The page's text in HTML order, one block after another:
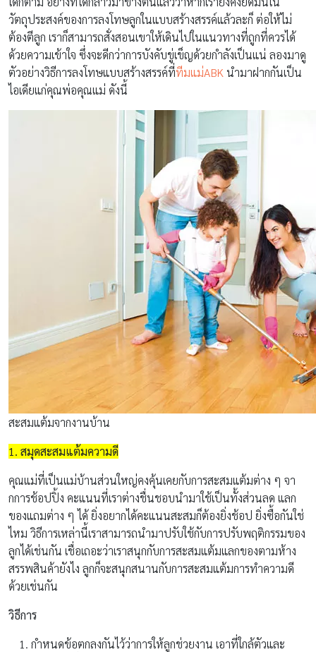
วัตถุประสงค์ของการลงโทษลูกในแบบสร้างสรรค์แล้วละก็ ต่อให้ไม่
ต้องตีลูก เราก็สามารถสั่งสอนเขาให้เดินไปในแนวทางที่ถูกที่ควรได้
ด้วยความเข้าใจ ซึ่งจะดีกว่าการบังคับขู่เข็ญด้วยกำลังเป็นแน่ ลองมาดู
ตัวอย่างวิธีการลงโทษแบบสร้างสรรค์ที่ทีมแม่ABK นำมาฝากกันเป็น
ไอเดียแก่คุณพ่อคุณแม่ ดังนี้
สะสมแต้มจากงานบ้าน
1. สมุดสะสมแต้มความดี
คุณแม่ที่เป็นแม่บ้านส่วนใหญ่คงคุ้นเคยกับการสะสมแต้มต่าง ๆ จา
กการช้อปปิ้ง คะแนนที่เราต่างชื่นชอบนำมาใช้เป็นทั้งส่วนลด แลก
ของแถมต่าง ๆ ได้ ยิ่งอยากได้คะแนนสะสมก็ต้องยิ่งช้อป ยิ่งซื้อกันใช่
ไหม วิธีการเหล่านี้เราสามารถนำมาปรับใช้กับการปรับพฤติกรรมของ
ลูกได้เช่นกัน เชื่อเถอะว่าเราสนุกกับการสะสมแต้มแลกของตามห้าง
สรรพสินค้ายังไง ลูกก็จะสนุกสนานกับการสะสมแต้มการทำความดี
ด้วยเช่นกัน
วิธีการ
กำหนดข้อตกลงกันไว้ว่าการให้ลูกช่วยงาน เอาที่ใกล้ตัวและ